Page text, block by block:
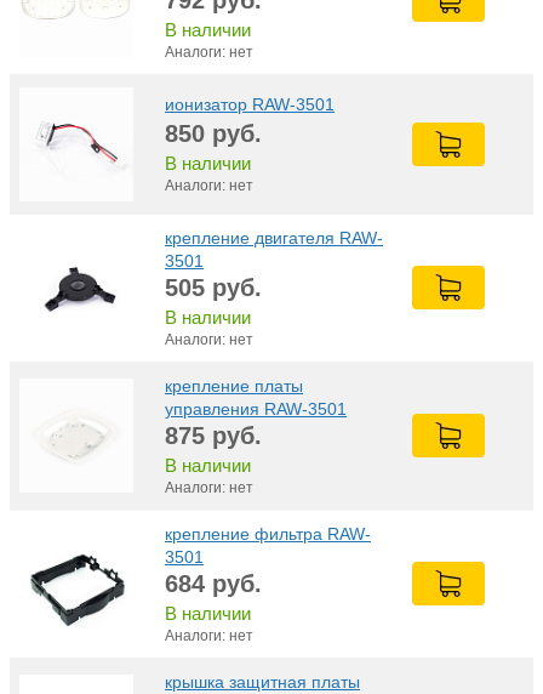
В наличии
Аналоги: нет
ионизатор RAW-3501
850 руб.
В наличии
Аналоги: нет
крепление двигателя RAW-
3501
505 руб.
В наличии
Аналоги: нет
крепление платы
управления RAW-3501
875 руб.
В наличии
Аналоги: нет
крепление фильтра RAW-
3501
684 руб.
В наличии
Аналоги: нет
крышка защитная платы